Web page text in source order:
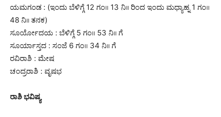
ಯಮಗಂಡ : (ಇಂದು ಬೆಳಿಗ್ಗೆ 12 ಗಂ॥ 13 ನಿ।। ರಿಂದ ಇಂದು ಮಧ್ಯಾಹ್ನ 1 ಗಂ॥
48 ನಿ।। ತನಕ)
ಸೂರ್ಯೋದಯ : ಬೆಳಿಗ್ಗೆ 5 ಗಂ॥ 53 ನಿ।। ಗೆ
ಸೂರ್ಯಾಸ್ತದ : ಸಂಜೆ 6 ಗಂ॥ 34 ನಿ।। ಗೆ
ರವಿರಾಶಿ : ಮೇಷ
ಚಂದ್ರರಾಶಿ : ವೃಷಭ
ರಾಶಿ ಭವಿಷ್ಯ